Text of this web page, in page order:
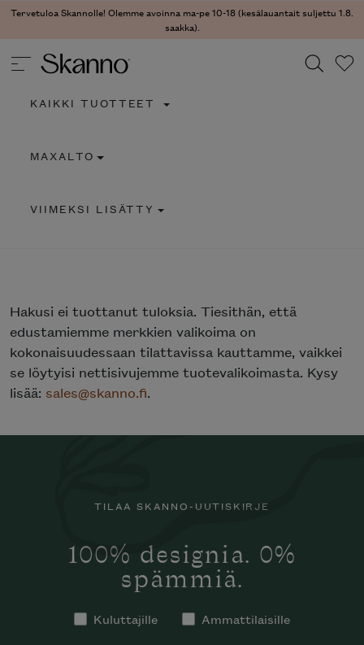
Tervetuloa Skannolle! Olemme avoinna ma-pe 10-18 (kesälauantait suljettu 1.8.
saakka).
Type 2 or more characters for results.
KAIKKI TUOTTEET
MAXALTO
VIIMEKSI LISÄTTY
Hakusi ei tuottanut tuloksia. Tiesithän, että
edustamiemme merkkien valikoima on
kokonaisuudessaan tilattavissa kauttamme, vaikkei
se löytyisi nettisivujemme tuotevalikoimasta. Kysy
lisää: sales@skanno.fi.
TILAA SKANNO-UUTISKIRJE
100% designia. 0%
spämmiä.
Kuluttajille Ammattilaisille